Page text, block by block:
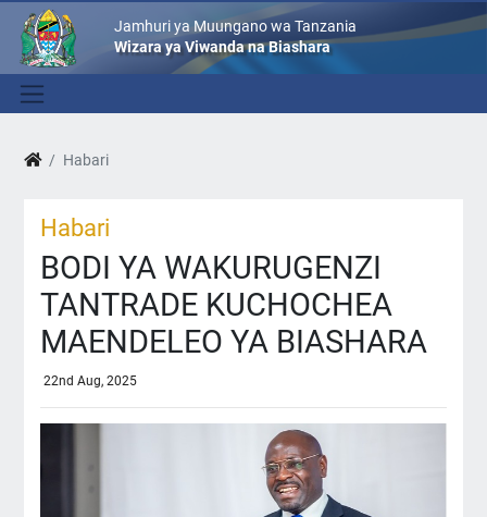
Jamhuri ya Muungano wa Tanzania
Wizara ya Viwanda na Biashara
Habari
Habari
BODI YA WAKURUGENZI
TANTRADE KUCHOCHEA
MAENDELEO YA BIASHARA
22nd Aug, 2025